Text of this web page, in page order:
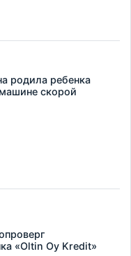
родила ребенка
скорой
«Oltin Oy Kredit»